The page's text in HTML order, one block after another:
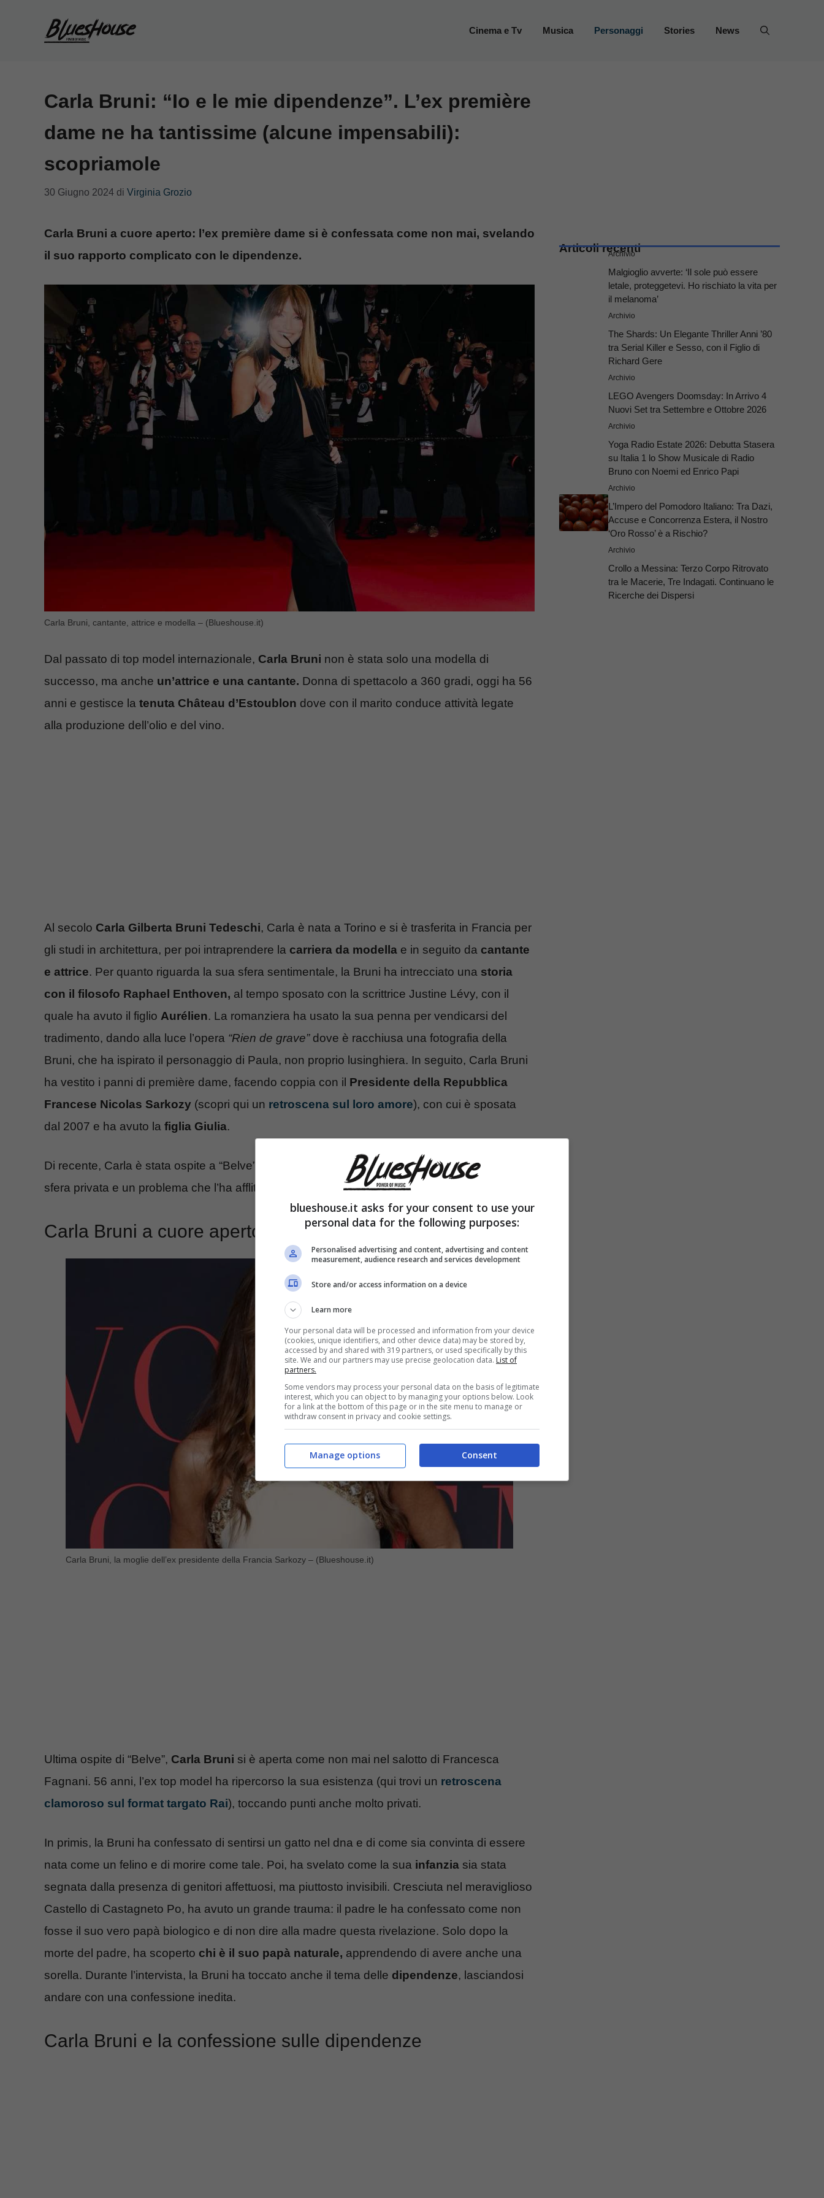
Cinema e Tv Musica Personaggi Stories News
Carla Bruni: “Io e le mie dipendenze”. L’ex première
dame ne ha tantissime (alcune impensabili):
scopriamole
30 Giugno 2024 di Virginia Grozio
Carla Bruni a cuore aperto: l’ex première dame si è confessata come non mai, svelando
il suo rapporto complicato con le dipendenze.
Carla Bruni, cantante, attrice e modella – (Blueshouse.it)
Dal passato di top model internazionale, Carla Bruni non è stata solo una modella di
successo, ma anche un’attrice e una cantante. Donna di spettacolo a 360 gradi, oggi ha 56
anni e gestisce la tenuta Château d’Estoublon dove con il marito conduce attività legate
alla produzione dell’olio e del vino.
Al secolo Carla Gilberta Bruni Tedeschi, Carla è nata a Torino e si è trasferita in Francia per
gli studi in architettura, per poi intraprendere la carriera da modella e in seguito da cantante
e attrice. Per quanto riguarda la sua sfera sentimentale, la Bruni ha intrecciato una storia
con il filosofo Raphael Enthoven, al tempo sposato con la scrittrice Justine Lévy, con il
quale ha avuto il figlio Aurélien. La romanziera ha usato la sua penna per vendicarsi del
tradimento, dando alla luce l’opera “Rien de grave”dove è racchiusa una fotografia della
Bruni, che ha ispirato il personaggio di Paula, non proprio lusinghiera. In seguito, Carla Bruni
ha vestito i panni di première dame, facendo coppia con il Presidente della Repubblica
Francese Nicolas Sarkozy (scopri qui un retroscena sul loro amore), con cui è sposata
dal 2007 e ha avuto la figlia Giulia.
Di recente, Carla è stata ospite a “Belve”, lasciandosi andare con una confessione sulla sua
sfera privata e un problema che l’ha afflitta per molto tempo.
Carla Bruni a cuore aperto: le ultime rivelazioni
Carla Bruni, la moglie dell’ex presidente della Francia Sarkozy – (Blueshouse.it)
Ultima ospite di “Belve”, Carla Bruni si è aperta come non mai nel salotto di Francesca
Fagnani. 56 anni, l’ex top model ha ripercorso la sua esistenza (qui trovi un retroscena
clamoroso sul format targato Rai), toccando punti anche molto privati.
In primis, la Bruni ha confessato di sentirsi un gatto nel dna e di come sia convinta di essere
nata come un felino e di morire come tale. Poi, ha svelato come la sua infanzia sia stata
segnata dalla presenza di genitori affettuosi, ma piuttosto invisibili. Cresciuta nel meraviglioso
Castello di Castagneto Po, ha avuto un grande trauma: il padre le ha confessato come non
fosse il suo vero papà biologico e di non dire alla madre questa rivelazione. Solo dopo la
morte del padre, ha scoperto chi è il suo papà naturale, apprendendo di avere anche una
sorella. Durante l’intervista, la Bruni ha toccato anche il tema delle dipendenze, lasciandosi
andare con una confessione inedita.
Carla Bruni e la confessione sulle dipendenze
Articoli recenti
Archivio
Malgioglio avverte: ‘Il sole può essere
letale, proteggetevi. Ho rischiato la vita per
il melanoma’
Archivio
The Shards: Un Elegante Thriller Anni ’80
tra Serial Killer e Sesso, con il Figlio di
Richard Gere
Archivio
LEGO Avengers Doomsday: In Arrivo 4
Nuovi Set tra Settembre e Ottobre 2026
Archivio
Yoga Radio Estate 2026: Debutta Stasera
su Italia 1 lo Show Musicale di Radio
Bruno con Noemi ed Enrico Papi
Archivio
L’Impero del Pomodoro Italiano: Tra Dazi,
Accuse e Concorrenza Estera, il Nostro
‘Oro Rosso’ è a Rischio?
Archivio
Crollo a Messina: Terzo Corpo Ritrovato
tra le Macerie, Tre Indagati. Continuano le
Ricerche dei Dispersi
blueshouse.it asks for your consent to use your
personal data for the following purposes:
Personalised advertising and content, advertising and content
measurement, audience research and services development
Store and/or access information on a device
Learn more
Your personal data will be processed and information from your device
(cookies, unique identifiers, and other device data) may be stored by,
accessed by and shared with 319 partners, or used specifically by this
site. We and our partners may use precise geolocation data. List of
partners.
Some vendors may process your personal data on the basis of legitimate
interest, which you can object to by managing your options below. Look
for a link at the bottom of this page or in the site menu to manage or
withdraw consent in privacy and cookie settings.
Consent
Manage options